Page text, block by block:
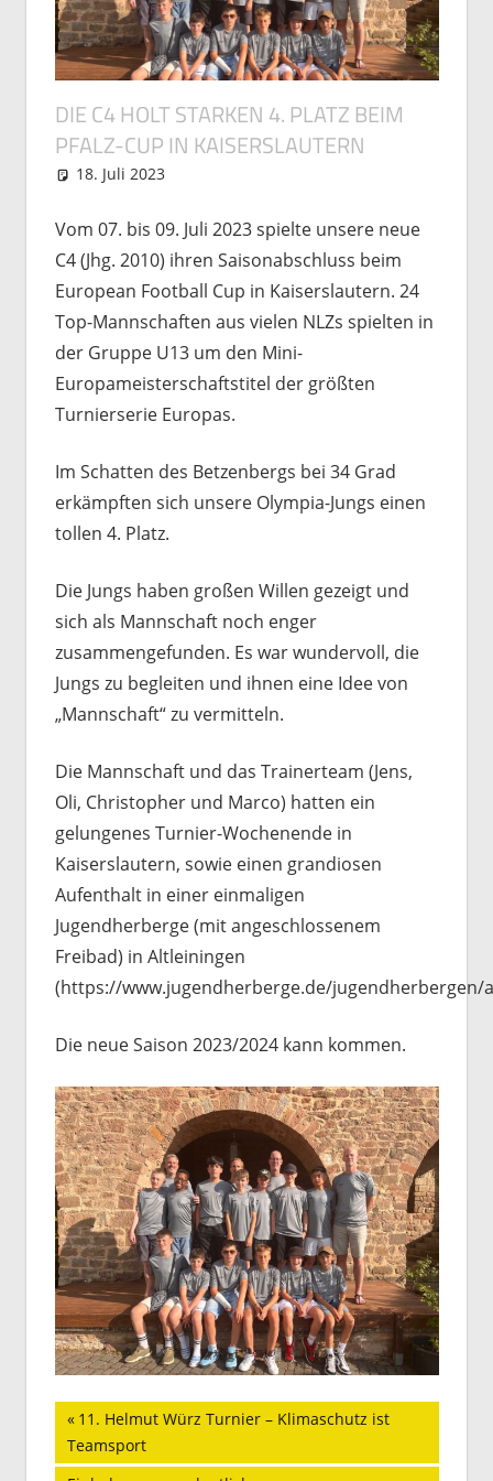
DIE C4 HOLT STARKEN 4. PLATZ BEIM
PFALZ-CUP IN KAISERSLAUTERN
18. Juli 2023
Vom 07. bis 09. Juli 2023 spielte unsere neue
C4 (Jhg. 2010) ihren Saisonabschluss beim
European Football Cup in Kaiserslautern. 24
Top-Mannschaften aus vielen NLZs spielten in
der Gruppe U13 um den Mini-
Europameisterschaftstitel der größten
Turnierserie Europas.
Im Schatten des Betzenbergs bei 34 Grad
erkämpften sich unsere Olympia-Jungs einen
tollen 4. Platz.
Die Jungs haben großen Willen gezeigt und
sich als Mannschaft noch enger
zusammengefunden. Es war wundervoll, die
Jungs zu begleiten und ihnen eine Idee von
„Mannschaft“ zu vermitteln.
Die Mannschaft und das Trainerteam (Jens,
Oli, Christopher und Marco) hatten ein
gelungenes Turnier-Wochenende in
Kaiserslautern, sowie einen grandiosen
Aufenthalt in einer einmaligen
Jugendherberge (mit angeschlossenem
Freibad) in Altleiningen
(https://www.jugendherberge.de/jugendherbergen/
Die neue Saison 2023/2024 kann kommen.
Beitragsnavigation
Vorheriger
Beitrag:
11. Helmut Würz Turnier – Klimaschutz ist
Teamsport